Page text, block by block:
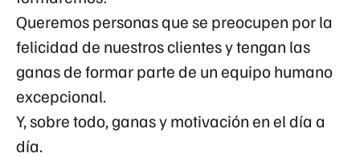
Queremos personas que se preocupen por la
felicidad de nuestros clientes y tengan las
ganas de formar parte de un equipo humano
excepcional.
Y, sobre todo, ganas y motivación en el día a
día.